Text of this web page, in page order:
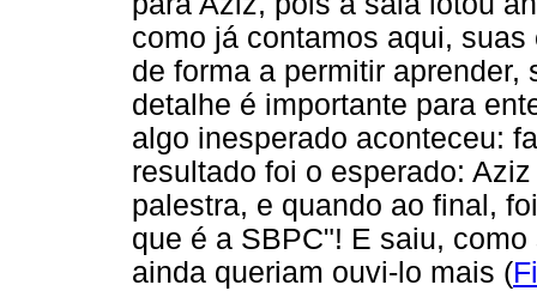
como já contamos aqui,
de forma a permitir
detalhe é importante para
algo inesperado aconteceu:
resultado foi o esperado:
palestra, e quando ao final,
que é a SBPC"! E saiu,
ainda queriam ouvi-lo mais (